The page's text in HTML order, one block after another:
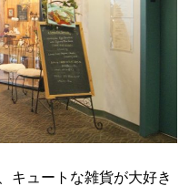
キュートな雑貨が大好き